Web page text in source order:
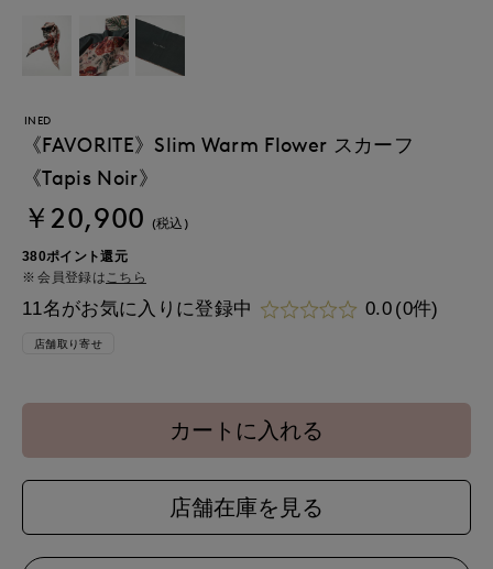
INED
《FAVORITE》Slim Warm Flower スカーフ
《Tapis Noir》
￥20,900 (税込)
380ポイント還元
会員登録は こちら
11名がお気に入りに登録中 0.0 (0件)
店舗取り寄せ
カートに入れる
店舗在庫を見る